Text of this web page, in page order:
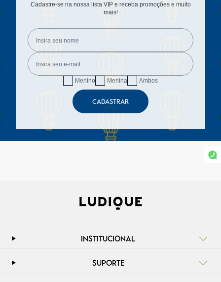
Cadastre-se na nossa lista VIP e receba promoções e muito
mais!
Menino Menina Ambos
CADASTRAR
INSTITUCIONAL
SUPORTE